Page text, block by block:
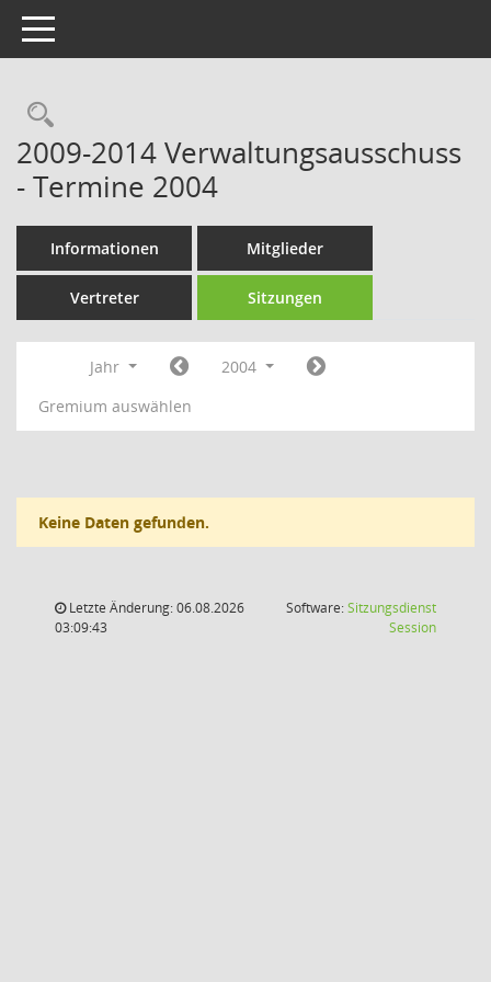
Toggle navigation
Rechercheauswahl
2009-2014 Verwaltungsausschuss
- Termine 2004
Informationen Mitglieder
Vertreter Sitzungen
Jahr
2004
Gremium auswählen
Keine Daten gefunden.
Letzte Änderung: 06.08.2026
03:09:43
Software:Sitzungsdienst
Session(Wird in